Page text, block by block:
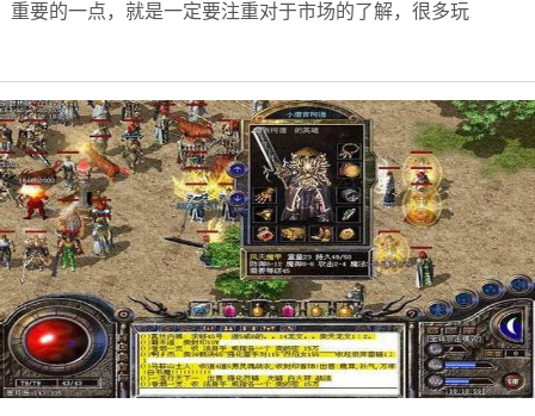
重要的一点，就是一定要注重对于市场的了解，很多玩